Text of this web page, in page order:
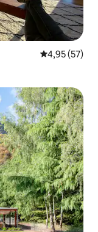
Gemiddelde
4,95 (57)